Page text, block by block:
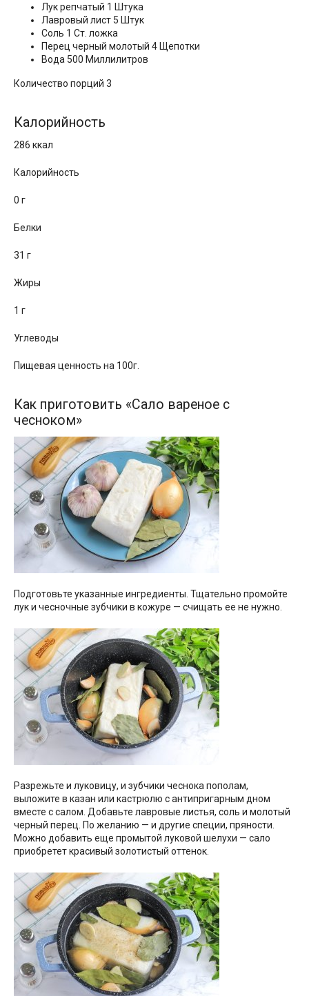
Лук репчатый 1 Штука
Лавровый лист 5 Штук
Соль 1 Ст. ложка
Перец черный молотый 4 Щепотки
Вода 500 Миллилитров
Количество порций 3
Калорийность
286 ккал
Калорийность
0 г
Белки
31 г
Жиры
1 г
Углеводы
Пищевая ценность на 100г.
Как приготовить «Сало вареное с
чесноком»
Подготовьте указанные ингредиенты. Тщательно промойте
лук и чесночные зубчики в кожуре — счищать ее не нужно.
Разрежьте и луковицу, и зубчики чеснока пополам,
выложите в казан или кастрюлю с антипригарным дном
вместе с салом. Добавьте лавровые листья, соль и молотый
черный перец. По желанию — и другие специи, пряности.
Можно добавить еще промытой луковой шелухи — сало
приобретет красивый золотистый оттенок.